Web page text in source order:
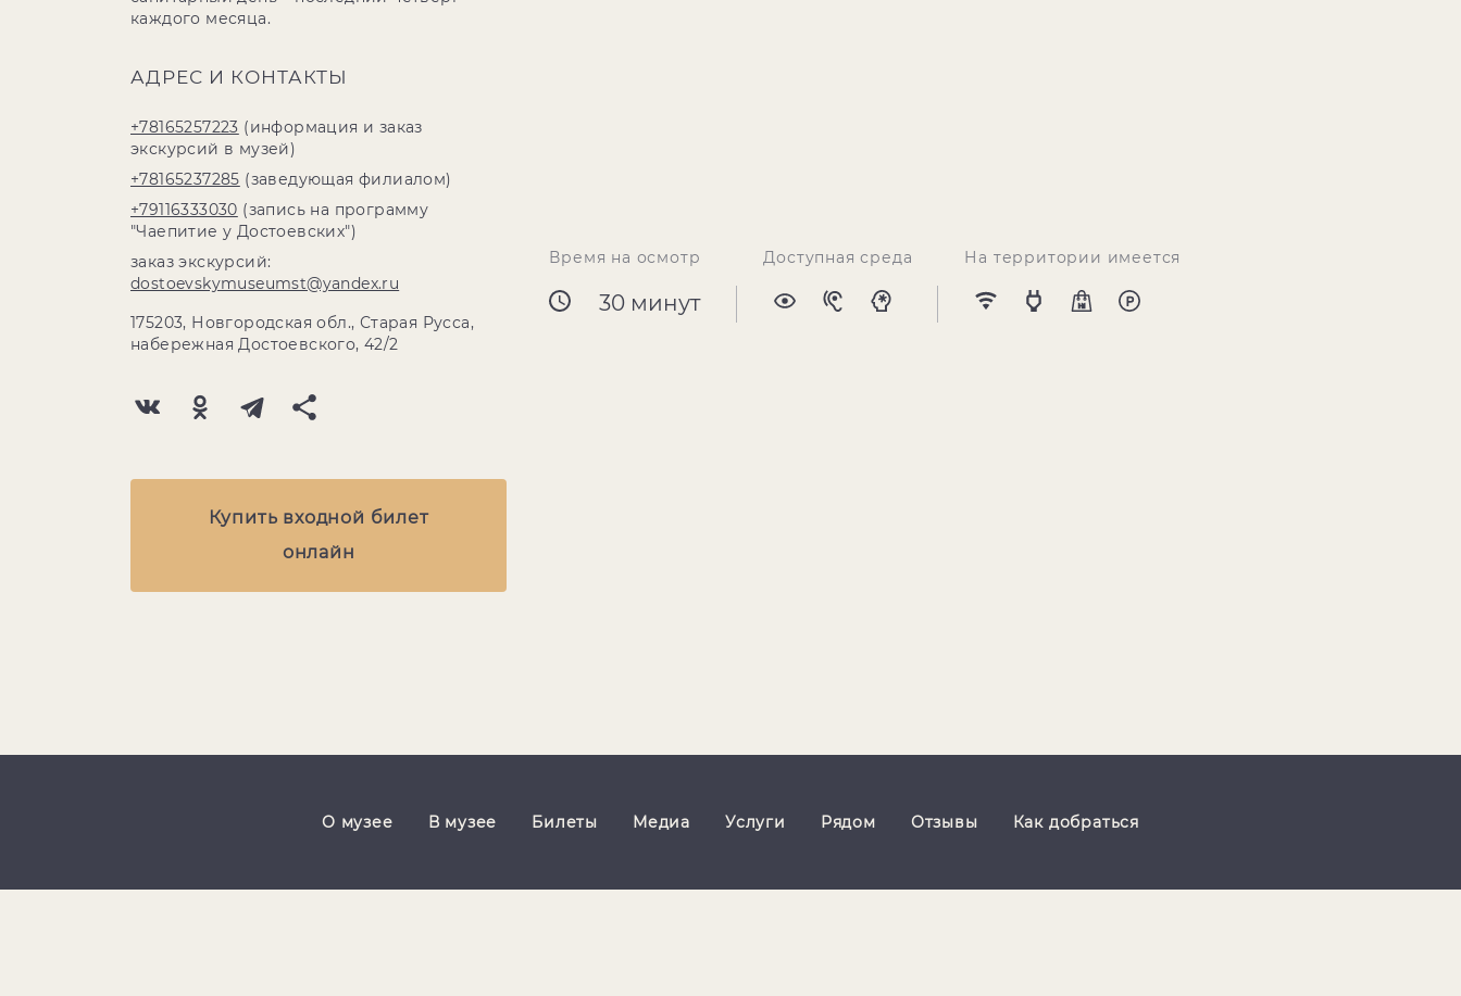
каждого месяца.
АДРЕС И КОНТАКТЫ
+78165257223 (информация и заказ
экскурсий в музей)
+78165237285 (заведующая филиалом)
+79116333030 (запись на программу
"Чаепитие у Достоевских")
заказ экскурсий:
dostoevskymuseumst@yandex.ru
175203, Новгородская обл., Старая Русса,
набережная Достоевского, 42/2
Купить входной билет
онлайн
Время на осмотр
30 минут
Доступная среда На территории имеется
О музее В музее Билеты Медиа Услуги Рядом Отзывы Как добраться